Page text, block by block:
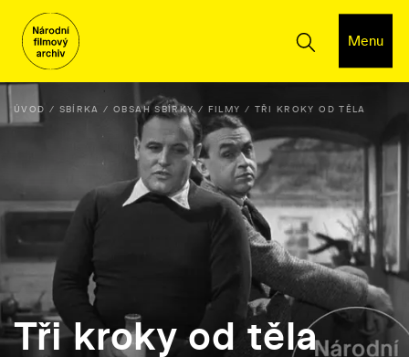
Menu
ÚVOD SBÍRKA OBSAH SBÍRKY FILMY TŘI KROKY OD TĚLA
Tři kroky od těla